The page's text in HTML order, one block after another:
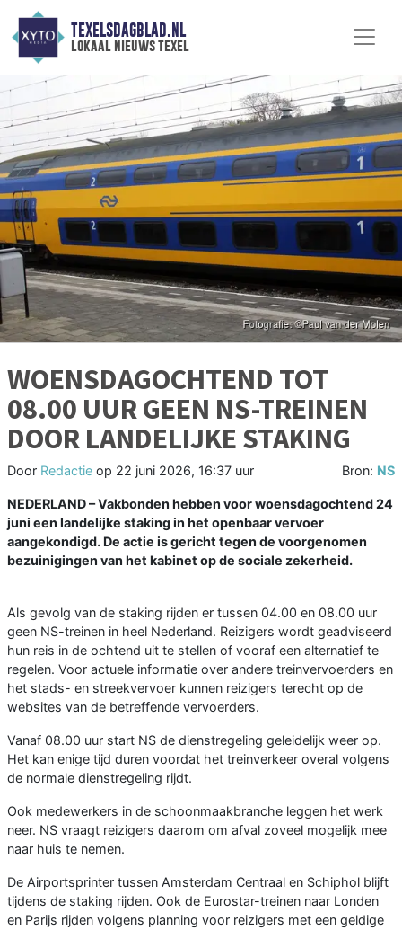
TEXELSDAGBLAD.NL
lokaal nieuws texel
WOENSDAGOCHTEND TOT
08.00 UUR GEEN NS-TREINEN
DOOR LANDELIJKE STAKING
Door Redactie op 22 juni 2026, 16:37 uur Bron: NS
NEDERLAND – Vakbonden hebben voor woensdagochtend 24
juni een landelijke staking in het openbaar vervoer
aangekondigd. De actie is gericht tegen de voorgenomen
bezuinigingen van het kabinet op de sociale zekerheid.
Als gevolg van de staking rijden er tussen 04.00 en 08.00 uur
geen NS-treinen in heel Nederland. Reizigers wordt geadviseerd
hun reis in de ochtend uit te stellen of vooraf een alternatief te
regelen. Voor actuele informatie over andere treinvervoerders en
het stads- en streekvervoer kunnen reizigers terecht op de
websites van de betreffende vervoerders.
Vanaf 08.00 uur start NS de dienstregeling geleidelijk weer op.
Het kan enige tijd duren voordat het treinverkeer overal volgens
de normale dienstregeling rijdt.
Ook medewerkers in de schoonmaakbranche leggen het werk
neer. NS vraagt reizigers daarom om afval zoveel mogelijk mee
naar huis te nemen.
De Airportsprinter tussen Amsterdam Centraal en Schiphol blijft
tijdens de staking rijden. Ook de Eurostar-treinen naar Londen
en Parijs rijden volgens planning voor reizigers met een geldige